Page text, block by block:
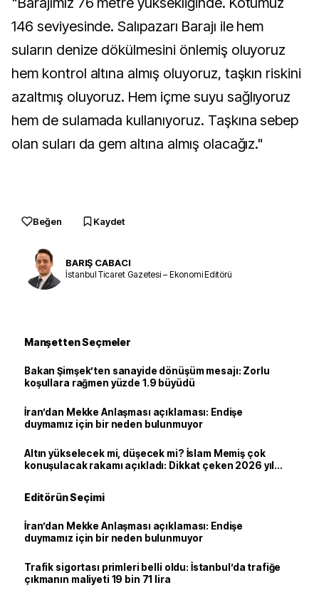
146 seviyesinde. Salıpazarı Barajı ile hem
suların denize dökülmesini önlemiş oluyoruz
hem kontrol altına almış oluyoruz, taşkın riskini
azaltmış oluyoruz. Hem içme suyu sağlıyoruz
hem de sulamada kullanıyoruz. Taşkına sebep
olan suları da gem altına almış olacağız."
Beğen Kaydet
BARIŞ CABACI
İstanbul Ticaret Gazetesi – Ekonomi Editörü
Manşetten Seçmeler
Bakan Şimşek’ten sanayide dönüşüm mesajı: Zorlu
koşullara rağmen yüzde 1.9 büyüdü
İran’dan Mekke Anlaşması açıklaması: Endişe
duymamız için bir neden bulunmuyor
Altın yükselecek mi, düşecek mi? İslam Memiş çok
konuşulacak rakamı açıkladı: Dikkat çeken 2026 yıl
Editörün Seçimi
İran’dan Mekke Anlaşması açıklaması: Endişe
duymamız için bir neden bulunmuyor
Trafik sigortası primleri belli oldu: İstanbul’da trafiğe
çıkmanın maliyeti 19 bin 71 lira